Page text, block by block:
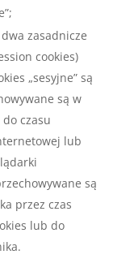
zasadnicze
cookies)
„sesyjne” są
są w
czasu
lub
są
przez czas
lub do